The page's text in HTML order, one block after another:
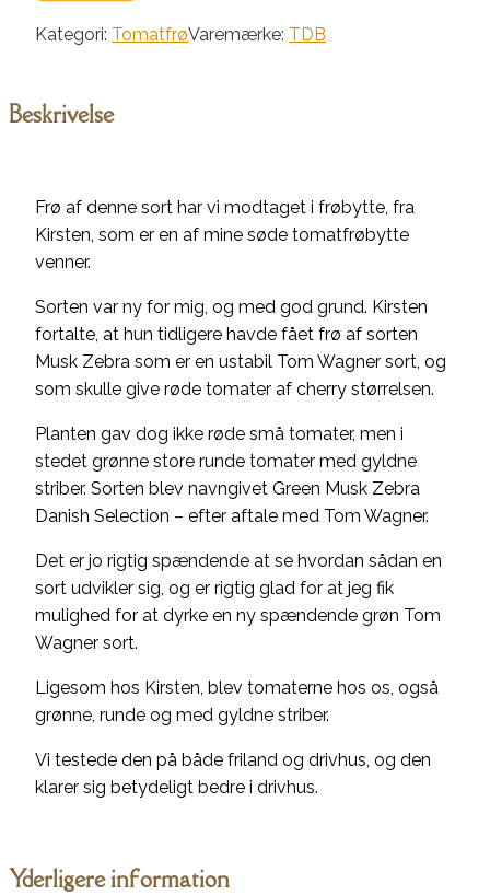
Danish
antal
Kategori: TomatfrøVaremærke: TDB
Beskrivelse
Frø af denne sort har vi modtaget i frøbytte, fra
Kirsten, som er en af mine søde tomatfrøbytte
venner.
Sorten var ny for mig, og med god grund. Kirsten
fortalte, at hun tidligere havde fået frø af sorten
Musk Zebra som er en ustabil Tom Wagner sort, og
som skulle give røde tomater af cherry størrelsen.
Planten gav dog ikke røde små tomater, men i
stedet grønne store runde tomater med gyldne
striber. Sorten blev navngivet Green Musk Zebra
Danish Selection – efter aftale med Tom Wagner.
Det er jo rigtig spændende at se hvordan sådan en
sort udvikler sig, og er rigtig glad for at jeg fik
mulighed for at dyrke en ny spændende grøn Tom
Wagner sort.
Ligesom hos Kirsten, blev tomaterne hos os, også
grønne, runde og med gyldne striber.
Vi testede den på både friland og drivhus, og den
klarer sig betydeligt bedre i drivhus.
Yderligere information